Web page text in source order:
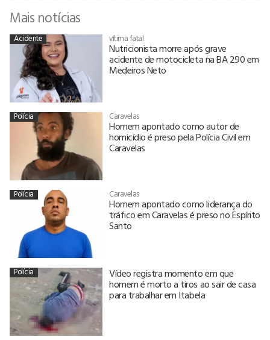
Mais notícias
Acidente vítima fatal
Nutricionista morre após grave
acidente de motocicleta na BA 290 em
Medeiros Neto
Polícia Caravelas
Homem apontado como autor de
homicídio é preso pela Polícia Civil em
Caravelas
Polícia Caravelas
Homem apontado como liderança do
tráfico em Caravelas é preso no Espírito
Santo
Polícia Vídeo registra momento em que
homem é morto a tiros ao sair de casa
para trabalhar em Itabela